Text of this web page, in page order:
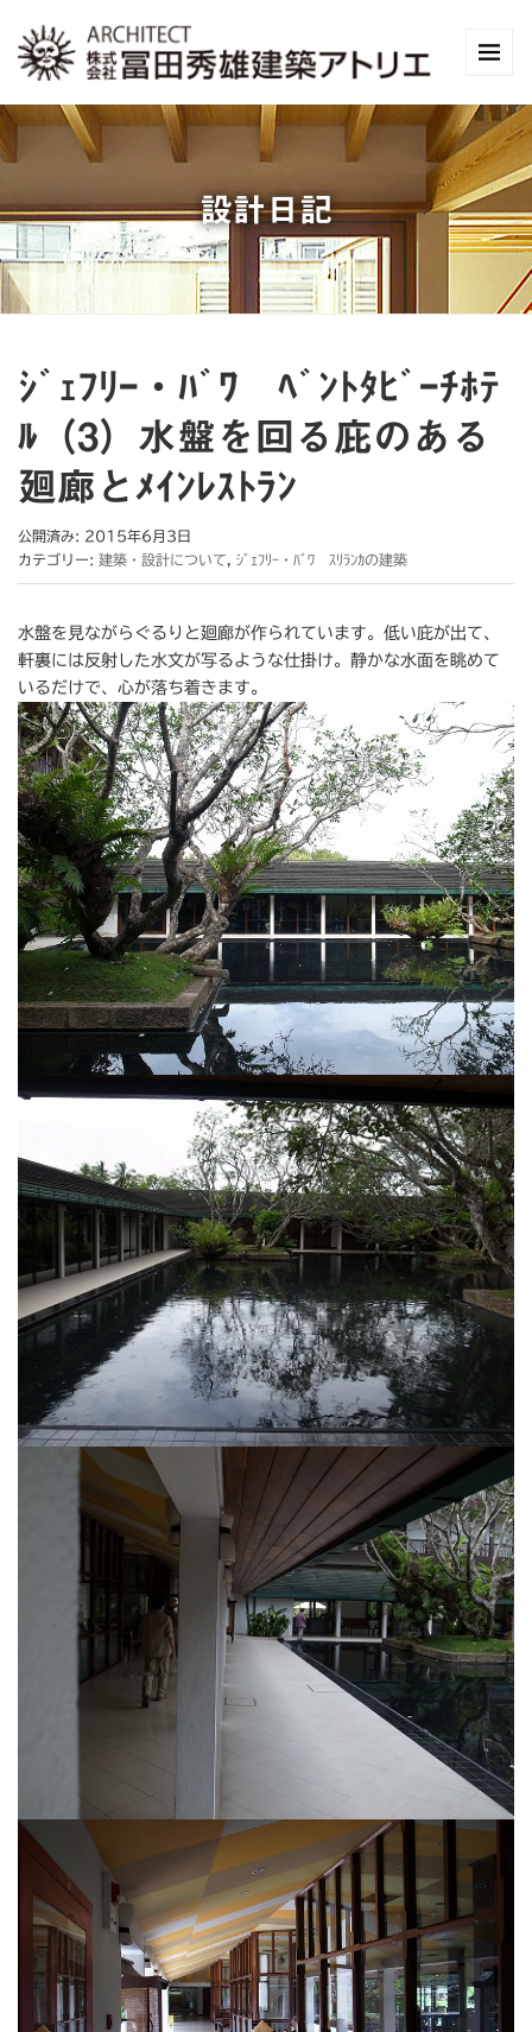
設計日記
ｼﾞｪﾌﾘｰ・ﾊﾞﾜ ﾍﾞﾝﾄﾀﾋﾞｰﾁﾎﾃ
ﾙ（3）水盤を回る庇のある
廻廊とﾒｲﾝﾚｽﾄﾗﾝ
公開済み: 2015年6月3日
カテゴリー: 建築・設計について ｼﾞｪﾌﾘｰ・ﾊﾞﾜ ｽﾘﾗﾝｶの建築
水盤を見ながらぐるりと廻廊が作られています。低い庇が出て、
軒裏には反射した水文が写るような仕掛け。静かな水面を眺めて
いるだけで、心が落ち着きます。